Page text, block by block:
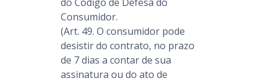
Consumidor.
(Art. 49. O consumidor pode
desistir do contrato, no prazo
de 7 dias a contar de sua
assinatura ou do ato de